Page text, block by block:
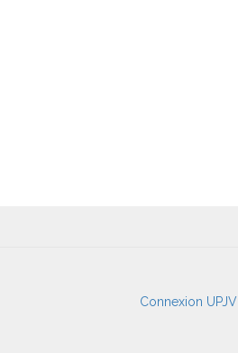
Connexion UPJV